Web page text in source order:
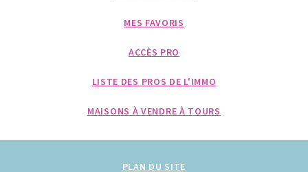
MES FAVORIS
ACCÈS PRO
LISTE DES PROS DE L'IMMO
MAISONS À VENDRE À TOURS
PLAN DU SITE